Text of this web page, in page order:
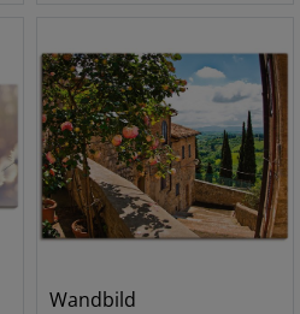
Wandbild